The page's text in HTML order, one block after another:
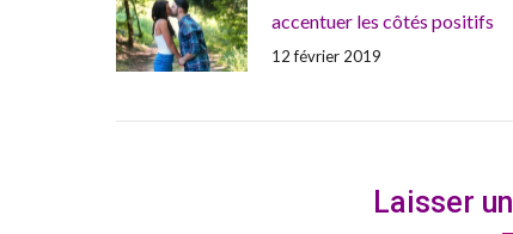
accentuer les côtés positifs
12 février 2019
Laisser